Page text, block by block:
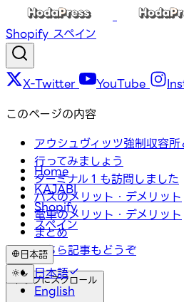
Shopify スペイン
X-Twitter YouTube
Home
KAJABI
Shopify
スペイン
日本語
日本語
English
このページの内容
アウシュヴィッツ強制収容
行ってみましょう
ターミナル１も訪問しました
バスのメリット・デメリット
電車のメリット・デメリット
まとめ
こちら記事もどうぞ
トップにスクロール